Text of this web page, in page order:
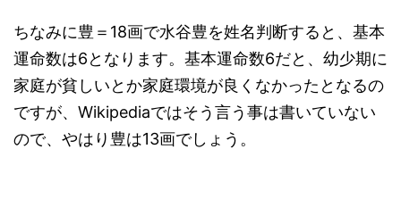
ちなみに豊＝18画で水谷豊を姓名判断すると、基本
運命数は6となります。基本運命数6だと、幼少期に
家庭が貧しいとか家庭環境が良くなかったとなるの
ですが、Wikipediaではそう言う事は書いていない
ので、やはり豊は13画でしょう。